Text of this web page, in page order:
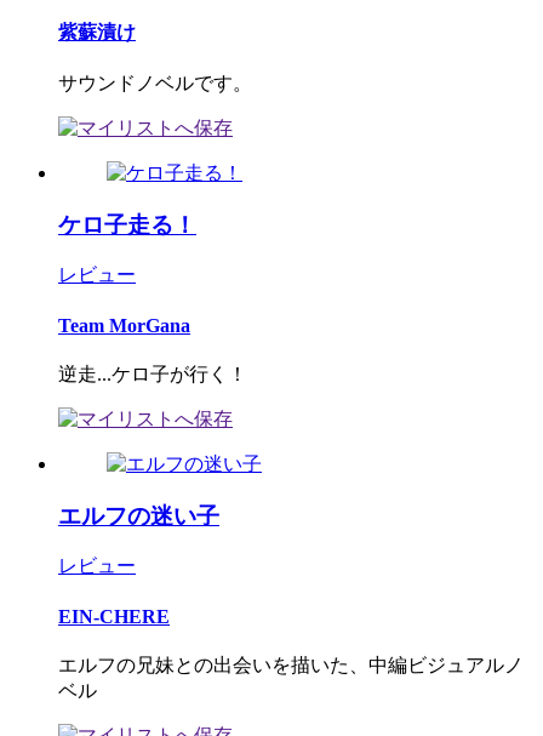
紫蘇漬け
サウンドノベルです。
ケロ子走る！
レビュー
Team MorGana
逆走...ケロ子が行く！
エルフの迷い子
レビュー
EIN-CHERE
エルフの兄妹との出会いを描いた、中編ビジュアルノ
ベル